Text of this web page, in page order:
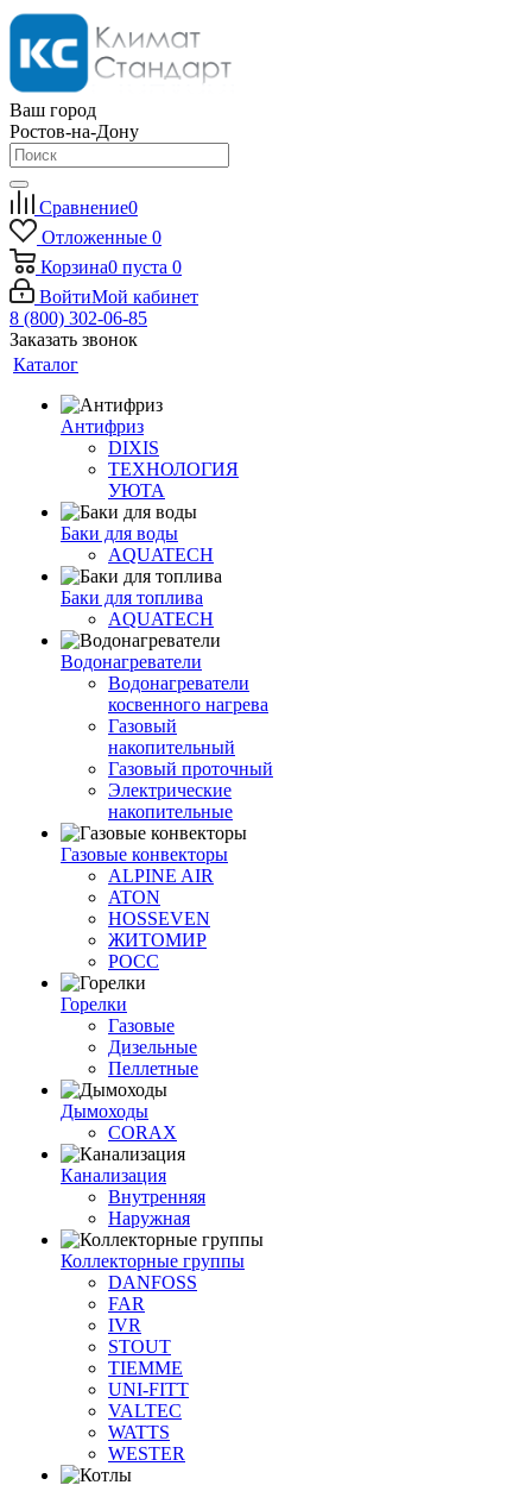
Ваш город
Ростов-на-Дону
Сравнение0
Отложенные 0
Корзина0 пуста 0
ВойтиМой кабинет
8 (800) 302-06-85
Заказать звонок
Каталог
Антифриз
DIXIS
ТЕХНОЛОГИЯ
УЮТА
Баки для воды
AQUATECH
Баки для топлива
AQUATECH
Водонагреватели
Водонагреватели
косвенного нагрева
Газовый
накопительный
Газовый проточный
Электрические
накопительные
Газовые конвекторы
ALPINE AIR
ATON
HOSSEVEN
ЖИТОМИР
РОСС
Горелки
Газовые
Дизельные
Пеллетные
Дымоходы
CORAX
Канализация
Внутренняя
Наружная
Коллекторные группы
DANFOSS
FAR
IVR
STOUT
TIEMME
UNI-FITT
VALTEC
WATTS
WESTER